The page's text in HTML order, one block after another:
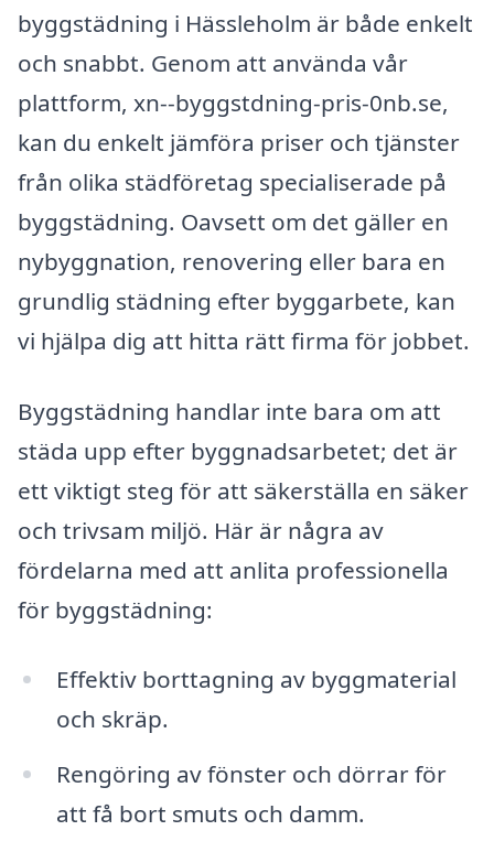
byggstädning i Hässleholm är både enkelt
och snabbt. Genom att använda vår
plattform, xn--byggstdning-pris-0nb.se,
kan du enkelt jämföra priser och tjänster
från olika städföretag specialiserade på
byggstädning. Oavsett om det gäller en
nybyggnation, renovering eller bara en
grundlig städning efter byggarbete, kan
vi hjälpa dig att hitta rätt firma för jobbet.
Byggstädning handlar inte bara om att
städa upp efter byggnadsarbetet; det är
ett viktigt steg för att säkerställa en säker
och trivsam miljö. Här är några av
fördelarna med att anlita professionella
för byggstädning:
Effektiv borttagning av byggmaterial
och skräp.
Rengöring av fönster och dörrar för
att få bort smuts och damm.